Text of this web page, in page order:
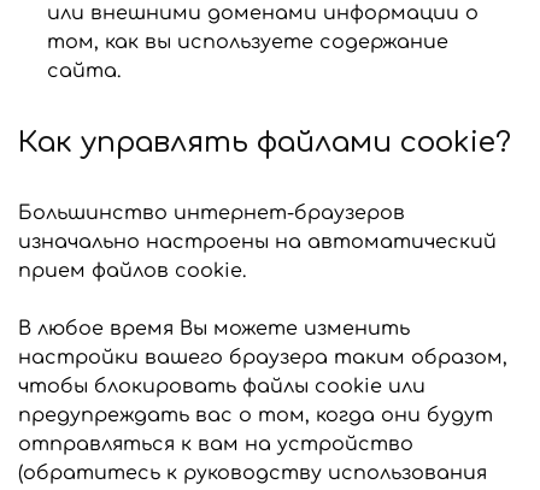
или внешними доменами информации о
том, как вы используете содержание
сайта.
Как управлять файлами cookie?
Большинство интернет-браузеров
изначально настроены на автоматический
прием файлов cookie.
В любое время Вы можете изменить
настройки вашего браузера таким образом,
чтобы блокировать файлы cookie или
предупреждать вас о том, когда они будут
отправляться к вам на устройство
(обратитесь к руководству использования